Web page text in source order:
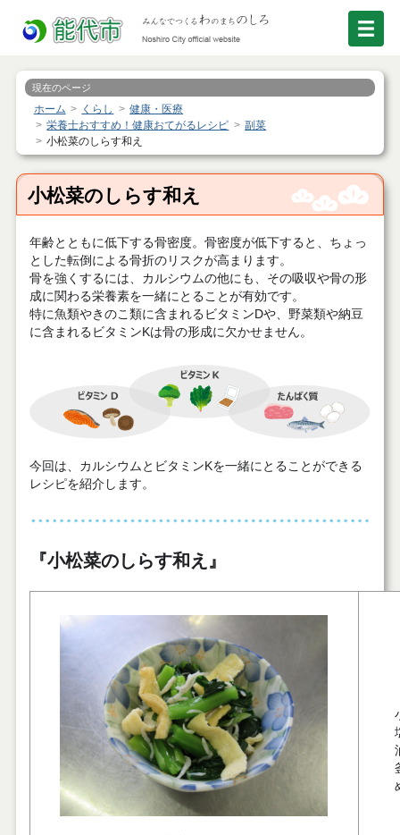
現在のページ
ホーム くらし
健康・医療
栄養士おすすめ！健康おてがるレシピ
副菜
小松菜のしらす和え
小松菜のしらす和え
年齢とともに低下する骨密度。骨密度が低下すると、ちょっ
とした転倒による骨折のリスクが高まります。
骨を強くするには、カルシウムの他にも、その吸収や骨の形
成に関わる栄養素を一緒にとることが有効です。
特に魚類やきのこ類に含まれるビタミンDや、野菜類や納豆
に含まれるビタミンKは骨の形成に欠かせません。
今回は、カルシウムとビタミンKを一緒にとることができる
レシピを紹介します。
『小松菜のしらす和え』